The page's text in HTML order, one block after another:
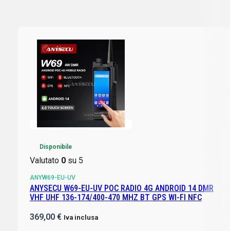
Disponibile
Valutato 0su 5
ANYW69-EU-UV
ANYSECU W69-EU-UV POC RADIO 4G ANDROID 14 DMR
VHF UHF 136-174/400-470 MHZ BT GPS WI-FI NFC
369,00 € Iva inclusa